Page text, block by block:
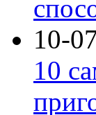
10-
10